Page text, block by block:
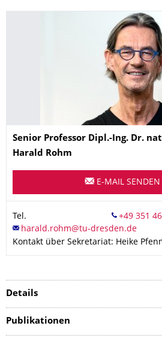
Name
Senior Professor Dipl.-Ing. Dr.
Harald Rohm
E-MAIL SENDEN
Tel.
Kontakt über Sekretariat: Heike
Details
Publikationen